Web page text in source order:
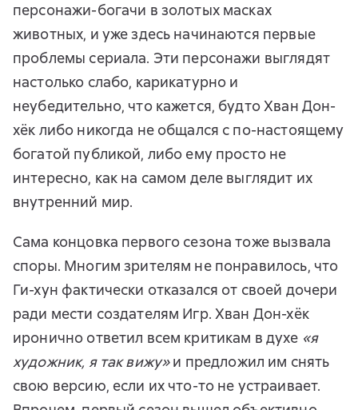
персонажи-богачи в золотых масках
животных, и уже здесь начинаются первые
проблемы сериала. Эти персонажи выглядят
настолько слабо, карикатурно и
неубедительно, что кажется, будто Хван Дон-
хёк либо никогда не общался с по-настоящему
богатой публикой, либо ему просто не
интересно, как на самом деле выглядит их
внутренний мир.
Сама концовка первого сезона тоже вызвала
споры. Многим зрителям не понравилось, что
Ги-хун фактически отказался от своей дочери
ради мести создателям Игр. Хван Дон-хёк
иронично ответил всем критикам в духе «я
художник, я так вижу»и предложил им снять
свою версию, если их что-то не устраивает.